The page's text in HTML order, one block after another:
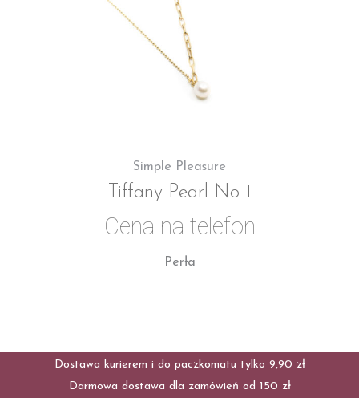
Simple Pleasure
Tiffany Pearl No 1
Cena na telefon
Perła
Dostawa kurierem i do paczkomatu tylko 9,90 zł
Darmowa dostawa dla zamówień od 150 zł